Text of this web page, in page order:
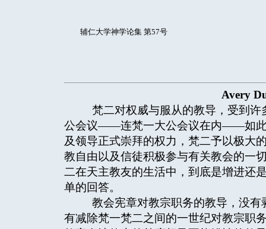
辅仁大学神学论集 第57号
Avery
梵二对权威与服从的教导，受到许
公会议——连梵一大公会议在内——如此
及领导正式崇拜的权力，梵二予以极大
教自由以及信徒积极参与有关教会的一
二在天主教友的生活中，到底是增进还
单的回答。
教会宪章对教宗职务的教导，没有
有减除梵一梵二之间的一世纪对教宗职